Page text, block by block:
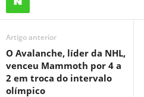
Artigo anterior
O Avalanche, líder da NHL,
venceu Mammoth por 4 a
2 em troca do intervalo
olímpico